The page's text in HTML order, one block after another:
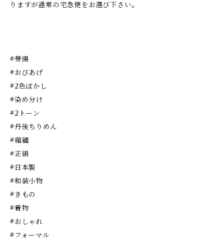
りますが通常の宅急便をお選び下さい。
#帯揚
#おびあげ
#2色ぼかし
#染め分け
#2トーン
#丹後ちりめん
#縮緬
#正絹
#日本製
#和装小物
#きもの
#着物
#おしゃれ
#フォーマル